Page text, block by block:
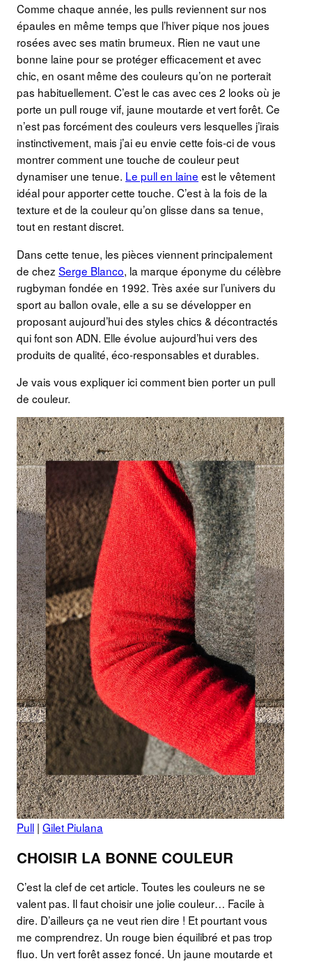
Comme chaque année, les pulls reviennent sur nos
épaules en même temps que l’hiver pique nos joues
rosées avec ses matin brumeux. Rien ne vaut une
bonne laine pour se protéger efficacement et avec
chic, en osant même des couleurs qu’on ne porterait
pas habituellement. C’est le cas avec ces 2 looks où je
porte un pull rouge vif, jaune moutarde et vert forêt. Ce
n’est pas forcément des couleurs vers lesquelles j’irais
instinctivement, mais j’ai eu envie cette fois-ci de vous
montrer comment une touche de couleur peut
dynamiser une tenue. Le pull en laine est le vêtement
idéal pour apporter cette touche. C’est à la fois de la
texture et de la couleur qu’on glisse dans sa tenue,
tout en restant discret.
Dans cette tenue, les pièces viennent principalement
de chez Serge Blanco, la marque éponyme du célèbre
rugbyman fondée en 1992. Très axée sur l’univers du
sport au ballon ovale, elle a su se développer en
proposant aujourd’hui des styles chics & décontractés
qui font son ADN. Elle évolue aujourd’hui vers des
produits de qualité, éco-responsables et durables.
Je vais vous expliquer ici comment bien porter un pull
de couleur.
Pull | Gilet Piulana
CHOISIR LA BONNE COULEUR
C’est la clef de cet article. Toutes les couleurs ne se
valent pas. Il faut choisir une jolie couleur… Facile à
dire. D’ailleurs ça ne veut rien dire ! Et pourtant vous
me comprendrez. Un rouge bien équilibré et pas trop
fluo. Un vert forêt assez foncé. Un jaune moutarde et